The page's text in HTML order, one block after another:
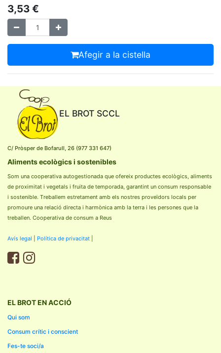
3,53 €
Afegir a la cistella
EL BROT SCCL
C/ Pròsper de Bofarull, 26 (977 331 647)
Aliments ecològics i sostenibles
Som una cooperativa autogestionada que ofereix productes ecològics, aliments
de proximitat i vegetals i fruita de temporada, garantint un consum responsable
i sostenible. Treballem estretament amb els nostres proveïdors locals per
promoure una relació directa i harmònica amb la terra i les persones que la
treballen. Cooperativa de consum a Reus
Avís legal Política de privacitat
EL BROT EN ACCIÓ
Qui som
Consum crític i conscient
Fes-te soci/a